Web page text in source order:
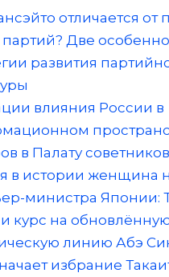
отличается от
Две
развития
влияния России в
в Палату советников
в истории женщина
министра Японии:
курс на
линию Абэ
избрание